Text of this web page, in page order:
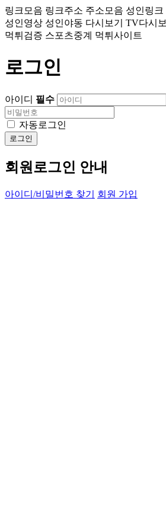
링크모음 링크주소 주소모음 성인링
성인영상 성인야동 다시보기 TV다시
먹튀검증 스포츠중계 먹튀사이트
로그인
아이디 필수
자동로그인
로그인
회원로그인 안내
아이디/비밀번호 찾기 회원 가입